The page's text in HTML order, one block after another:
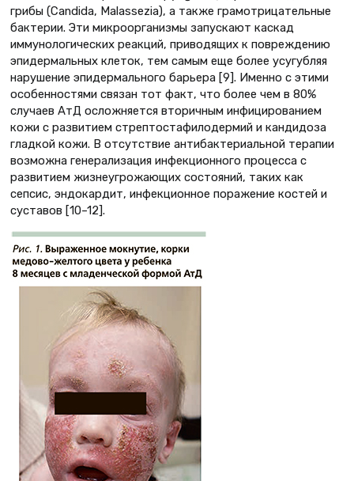
грибы (Candida, Malassezia), а также грамотрицательные
бактерии. Эти микроорганизмы запускают каскад
иммунологических реакций, приводящих к повреждению
эпидермальных клеток, тем самым еще более усугубляя
нарушение эпидермального барьера [9]. Именно с этими
особенностями связан тот факт, что более чем в 80%
случаев АтД осложняется вторичным инфицированием
кожи с развитием стрептостафилодермий и кандидоза
гладкой кожи. В отсутствие антибактериальной терапии
возможна генерализация инфекционного процесса с
развитием жизнеугрожающих состояний, таких как
сепсис, эндокардит, инфекционное поражение костей и
суставов [10–12].